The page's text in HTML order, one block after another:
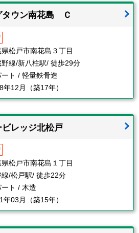
タウン南花島 Ｃ
松戸市南花島３丁目
野線/新八柱駅/ 徒歩29分
ート / 軽量鉄骨造
年12月（築17年）
レッジ北松戸
松戸市南花島１丁目
線/松戸駅/ 徒歩22分
ート / 木造
年03月（築15年）